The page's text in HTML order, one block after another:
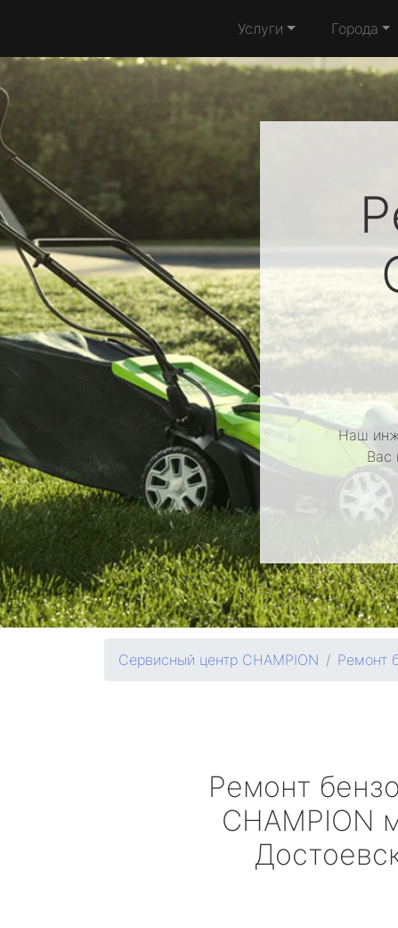
Услуги Города
Наш
Вас
Сервисный центр CHAMPION Ремонт
Ремонт
CHAMPION